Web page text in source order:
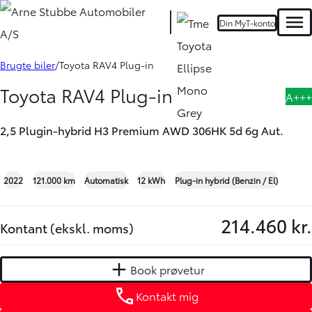
Din MyT-konto
Book prøvetur
Brugte biler Toyota RAV4 Plug-in
Toyota RAV4 Plug-in
2,5 Plugin-hybrid H3 Premium AWD 306HK 5d 6g Aut.
A+++
HYBRID
+17
2022 121.000 km Automatisk 12 kWh Plug-in hybrid (Benzin / El)
Kontant (ekskl. moms) 214.460 kr.
Book prøvetur
Kontakt mig